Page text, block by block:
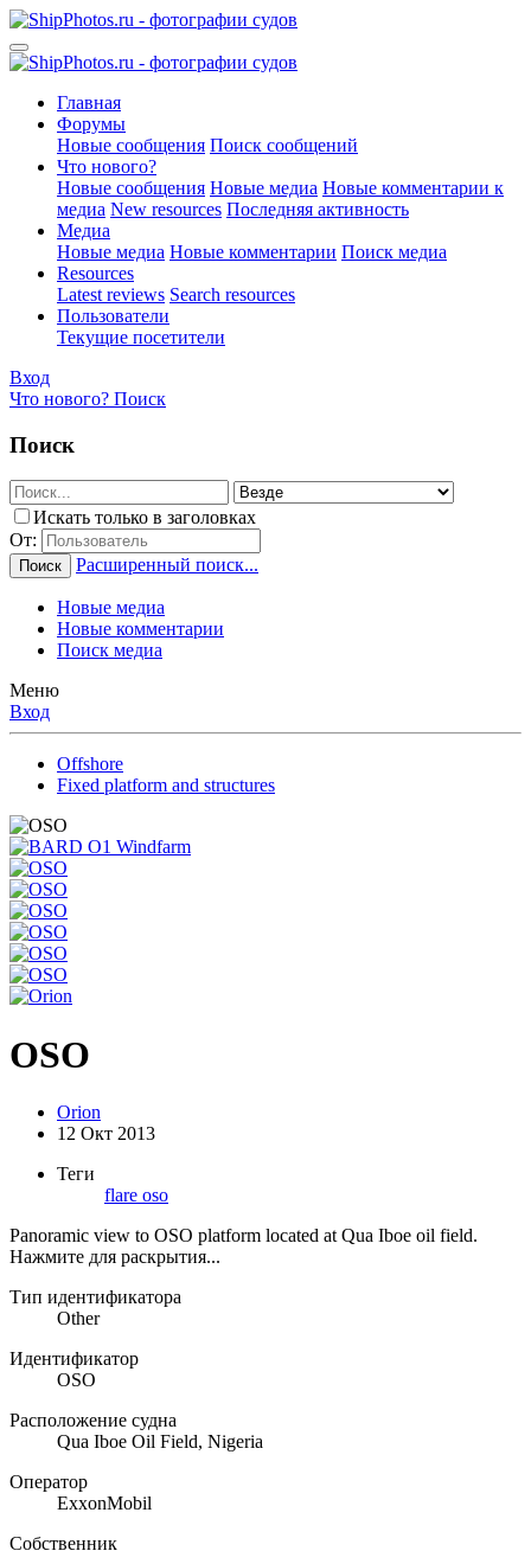
Главная
Форумы
Новые сообщения Поиск сообщений
Что нового?
Новые сообщения Новые медиа Новые комментарии к
медиа New resources Последняя активность
Медиа
Новые медиа Новые комментарии Поиск медиа
Resources
Latest reviews Search resources
Пользователи
Текущие посетители
Вход
Что нового? Поиск
Поиск
Искать только в заголовках
От:
Поиск Расширенный поиск...
Новые медиа
Новые комментарии
Поиск медиа
Меню
Вход
Offshore
Fixed platform and structures
OSO
Orion
12 Окт 2013
Теги
flare oso
Panoramic view to OSO platform located at Qua Iboe oil field.
Нажмите для раскрытия...
Тип идентификатора
Other
Идентификатор
OSO
Расположение судна
Qua Iboe Oil Field, Nigeria
Оператор
ExxonMobil
Собственник